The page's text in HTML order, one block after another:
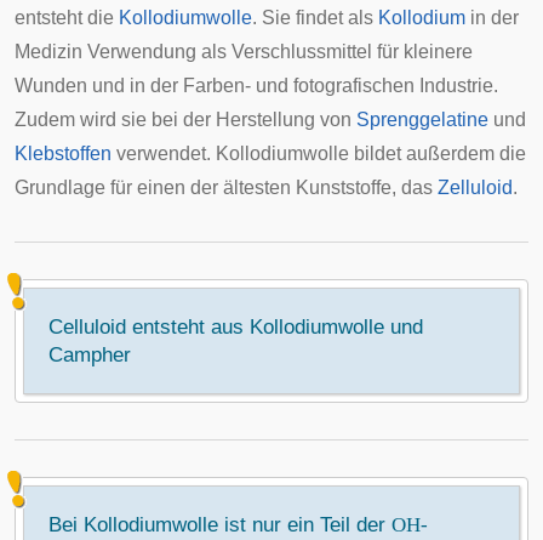
entsteht die Kollodiumwolle. Sie findet als Kollodium in der
Medizin Verwendung als Verschlussmittel für kleinere
Wunden und in der Farben- und fotografischen Industrie.
Zudem wird sie bei der Herstellung von Sprenggelatine und
Klebstoffen verwendet. Kollodiumwolle bildet außerdem die
Grundlage für einen der ältesten Kunststoffe, das Zelluloid.
Celluloid entsteht aus Kollodiumwolle und
Campher
Bei Kollodiumwolle ist nur ein Teil der OH-